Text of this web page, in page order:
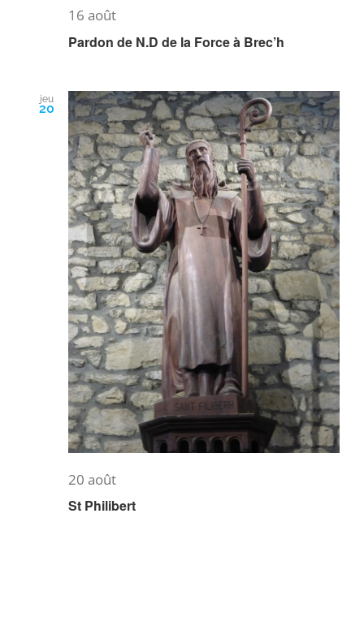
16 août
Pardon de N.D de la Force à Brec’h
jeu
20
20 août
St Philibert